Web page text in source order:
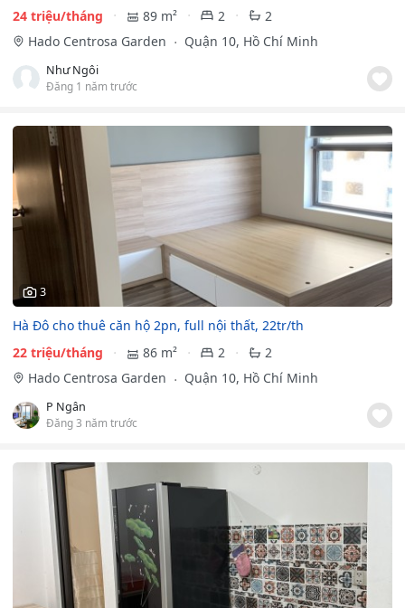
24 triệu/tháng
89 m² 2
2
Hado Centrosa Garden
Quận 10, Hồ Chí Minh
Như Ngôi
Đăng 1 năm trước
3
Hà Đô cho thuê căn hộ 2pn, full nội thất, 22tr/th
22 triệu/tháng
86 m² 2
2
Hado Centrosa Garden
Quận 10, Hồ Chí Minh
P Ngân
Đăng 3 năm trước